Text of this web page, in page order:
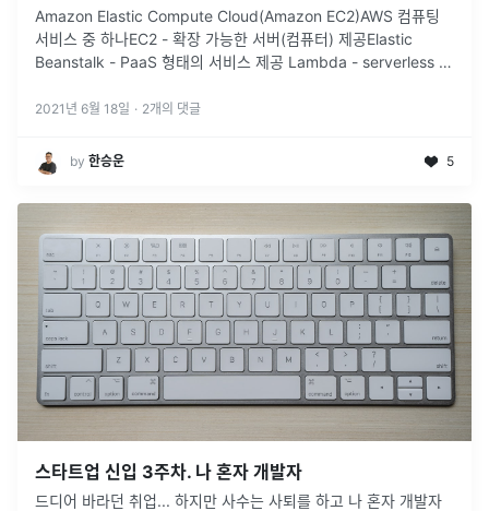
Amazon Elastic Compute Cloud(Amazon EC2)AWS 컴퓨팅
서비스 중 하나EC2 - 확장 가능한 서버(컴퓨터) 제공Elastic
Beanstalk - PaaS 형태의 서비스 제공 Lambda - serverless 컴
2021년 6월 18일 · 2개의 댓글
by ‍한승운 5
스타트업 신입 3주차. 나 혼자 개발자
드디어 바라던 취업... 하지만 사수는 사퇴를 하고 나 혼자 개발자